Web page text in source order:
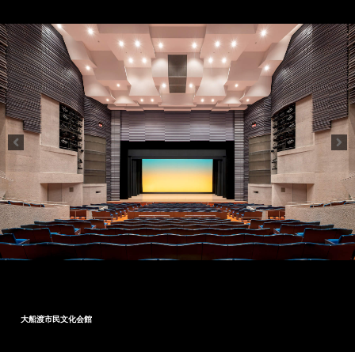
大船渡市民文化会館